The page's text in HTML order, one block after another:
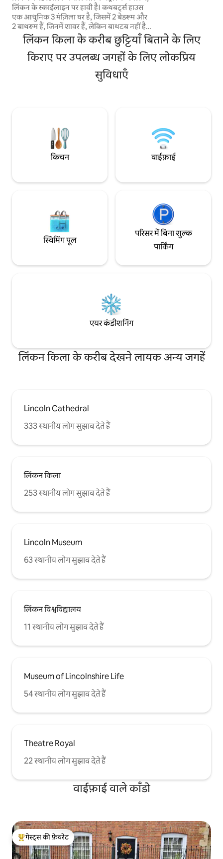
लिंकन के स्काईलाइन पर हावी है। कथबर्ट्स हाउस
एक आधुनिक 3 मंज़िला घर है, जिसमें 2 बेडरूम और
2 बाथरूम हैं, जिनमें शावर हैं, लेकिन बाथटब नहीं है।
यह एक निजी आँगन में मौजूद एक अच्छी क्वालिटी
का घर है, जिसमें सुरक्षित पार्किंग की सुविधा भी है।
ग्राउंड फ़्लोर पर मौजूद बेडरूम और बाथरूम। इसमें
घुमावदार सीढ़ियाँ हैं, जो एक ओपन प्लान किचन/
लिविंग रूम तक जाती हैं, साथ ही बालकनी और बैठने
की जगह तक भी ऐक्सेस है। सबसे ऊपरी मंज़िल पर
लिंकन किला के करीब छुट्टियाँ बिताने के लिए
किराए पर उपलब्ध जगहों के लिए लोकप्रिय
सुविधाएँ
किचन वाईफ़ाई
स्विमिंग पूल
परिसर में बिना शुल्क
पार्किंग
एयर कंडीशनिंग
लिंकन किला के करीब देखने लायक अन्य जगहें
Lincoln Cathedral
333 स्थानीय लोग सुझाव देते हैं
लिंकन किला
253 स्थानीय लोग सुझाव देते हैं
Lincoln Museum
63 स्थानीय लोग सुझाव देते हैं
लिंकन विश्वविद्यालय
11 स्थानीय लोग सुझाव देते हैं
Museum of Lincolnshire Life
54 स्थानीय लोग सुझाव देते हैं
Theatre Royal
22 स्थानीय लोग सुझाव देते हैं
वाईफ़ाई वाले काँडो
गेस्ट्स का टॉप फ़ेवरेट
गेस्ट्स की फ़ेवरेट